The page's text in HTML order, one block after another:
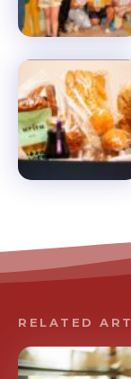
RELATED